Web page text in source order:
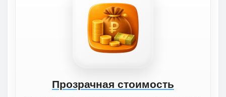
Прозрачная стоимость